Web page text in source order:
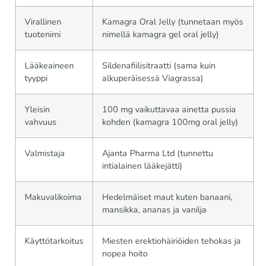
Virallinen
tuotenimi
Kamagra Oral Jelly (tunnetaan myös
nimellä kamagra gel oral jelly)
Lääkeaineen
tyyppi
Sildenafiilisitraatti (sama kuin
alkuperäisessä Viagrassa)
Yleisin
vahvuus
100 mg vaikuttavaa ainetta pussia
kohden (kamagra 100mg oral jelly)
Valmistaja
Ajanta Pharma Ltd (tunnettu
intialainen lääkejätti)
Makuvalikoima
Hedelmäiset maut kuten banaani,
mansikka, ananas ja vanilja
Käyttötarkoitus
Miesten erektiohäiriöiden tehokas ja
nopea hoito